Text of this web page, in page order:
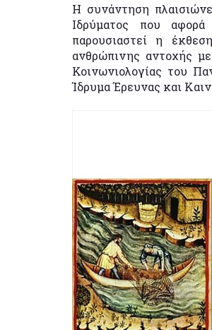
Η συνάντηση
Ιδρύματος που
παρουσιαστεί η
ανθρώπινης αντοχής
Κοινωνιολογίας του
Ίδρυμα Έρευνας και